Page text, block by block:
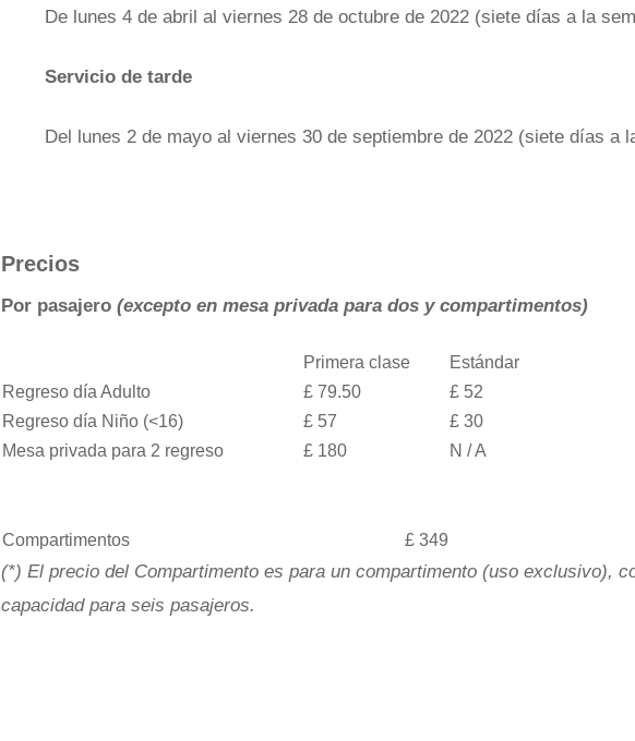
De lunes 4 de abril al viernes 28 de octubre de 2022 (siete días a la
Servicio de tarde
Del lunes 2 de mayo al viernes 30 de septiembre de 2022 (siete días a
Precios
Por pasajero (excepto en mesa privada para dos y compartimentos)
Primera clase
Estándar
Regreso día Adulto
£ 79.50
£ 52
Regreso día Niño (<16)
£ 57
£ 30
Mesa privada para 2 regreso
£ 180 N / A
Compartimentos £ 349
(*) El precio del Compartimento es para un compartimento (uso exclusivo),
capacidad para seis pasajeros.